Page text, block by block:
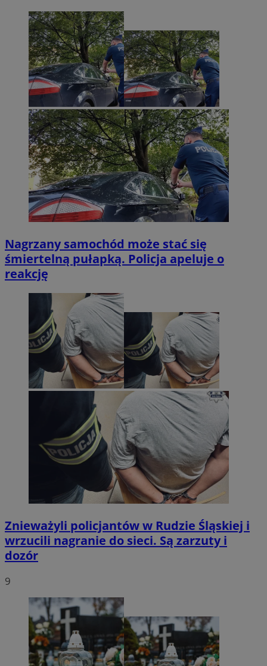
Nagrzany samochód może stać się
śmiertelną pułapką. Policja apeluje o
reakcję
Znieważyli policjantów w Rudzie Śląskiej i
wrzucili nagranie do sieci. Są zarzuty i
dozór
9